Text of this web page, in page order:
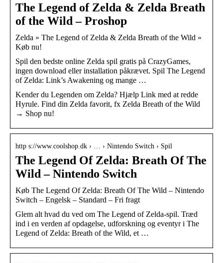
The Legend of Zelda & Zelda Breath
of the Wild – Proshop
Zelda » The Legend of Zelda & Zelda Breath of the Wild »
Køb nu!
Spil den bedste online Zelda spil gratis på CrazyGames,
ingen download eller installation påkrævet. Spil The Legend
of Zelda: Link’s Awakening og mange …
Kender du Legenden om Zelda? Hjælp Link med at redde
Hyrule. Find din Zelda favorit, fx Zelda Breath of the Wild
→ Shop nu!
http s://www.coolshop.dk › … › Nintendo Switch › Spil
The Legend Of Zelda: Breath Of The
Wild – Nintendo Switch
Køb The Legend Of Zelda: Breath Of The Wild – Nintendo
Switch – Engelsk – Standard – Fri fragt
Glem alt hvad du ved om The Legend of Zelda-spil. Træd
ind i en verden af opdagelse, udforskning og eventyr i The
Legend of Zelda: Breath of the Wild, et …